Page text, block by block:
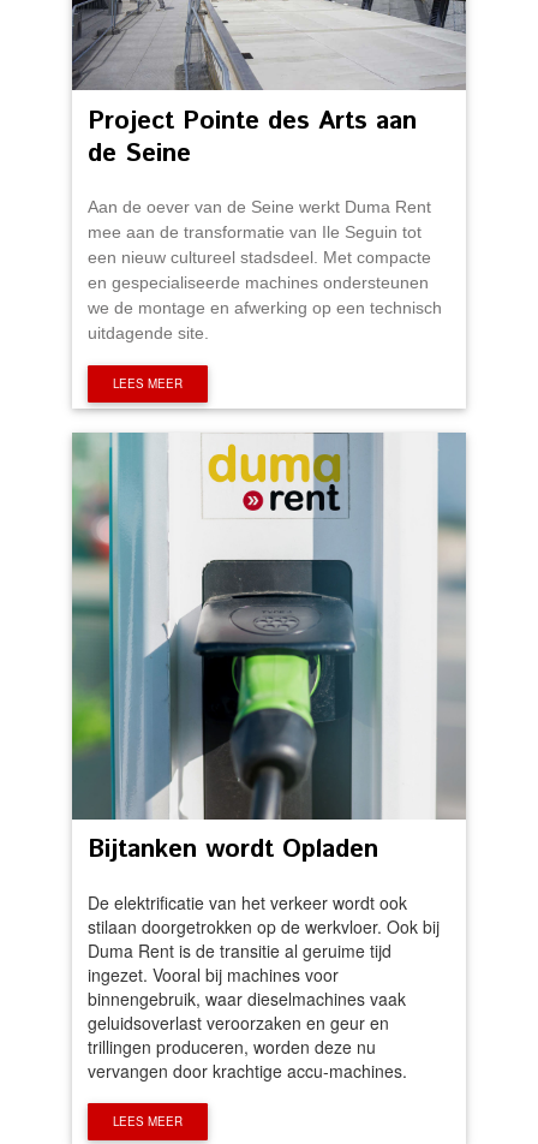
Project Pointe des Arts aan
de Seine
Aan de oever van de Seine werkt Duma Rent
mee aan de transformatie van Ile Seguin tot
een nieuw cultureel stadsdeel. Met compacte
en gespecialiseerde machines ondersteunen
we de montage en afwerking op een technisch
uitdagende site.
LEES MEER
Bijtanken wordt Opladen
De elektrificatie van het verkeer wordt ook
stilaan doorgetrokken op de werkvloer. Ook bij
Duma Rent is de transitie al geruime tijd
ingezet. Vooral bij machines voor
binnengebruik, waar dieselmachines vaak
geluidsoverlast veroorzaken en geur en
trillingen produceren, worden deze nu
vervangen door krachtige accu-machines.
LEES MEER